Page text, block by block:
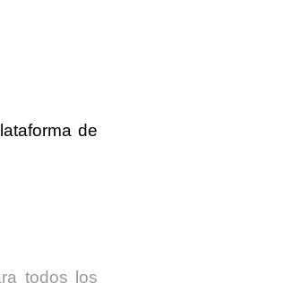
de
todos los